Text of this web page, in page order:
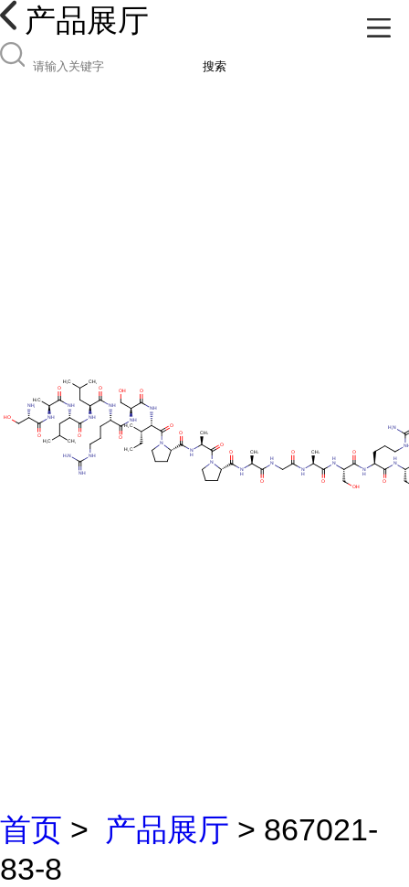
产品展厅
搜索
首页 > 产品展厅 > 867021-
83-8